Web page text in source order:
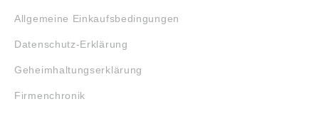
Allgemeine Einkaufsbedingungen
Datenschutz-Erklärung
Geheimhaltungserklärung
Firmenchronik